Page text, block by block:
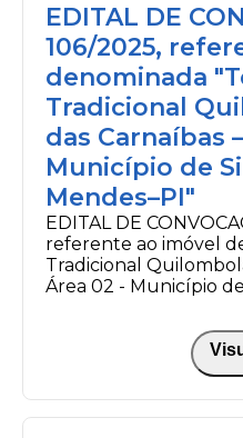
EDITAL DE
106/2025,
denominada
Tradicional
das Carnaíbas
Município de
Mendes–PI"
EDITAL DE
referente ao imóvel
Tradicional
Área 02 - Município